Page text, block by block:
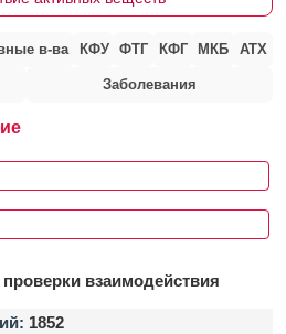
в-ва КФУ ФТГ КФГ МКБ АТХ
Заболевания
взаимодействия
1852